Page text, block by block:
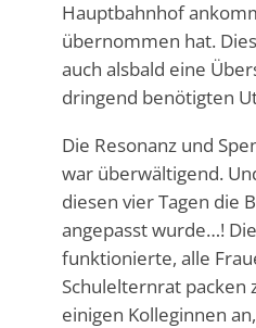
Hauptbahnhof
übernommen hat.
auch alsbald eine
dringend benötigten
Die Resonanz und
war überwältigend.
diesen vier Tagen die
angepasst wurde…!
funktionierte, alle
Schulelternrat packen
einigen Kolleginnen